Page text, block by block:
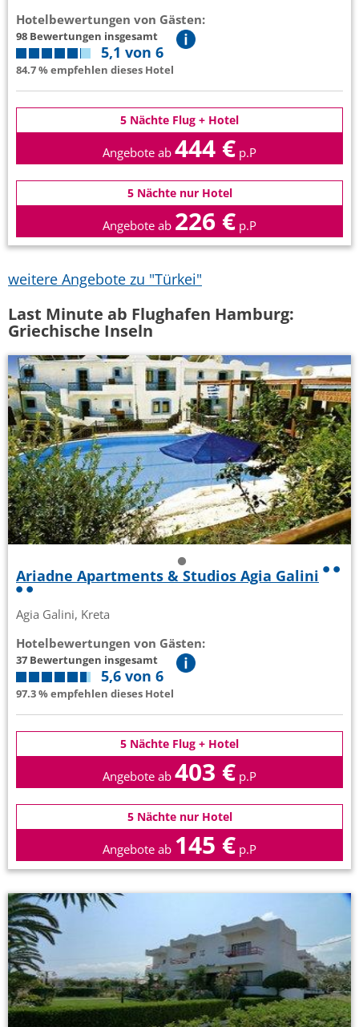
Hotelbewertungen von Gästen:
98 Bewertungen insgesamt
5,1 von 6
84.7 % empfehlen dieses Hotel
5 Nächte Flug + Hotel
Angebote ab 444 € p.P
5 Nächte nur Hotel
Angebote ab 226 € p.P
weitere Angebote zu "Türkei"
Last Minute ab Flughafen Hamburg:
Griechische Inseln
Ariadne Apartments & Studios Agia Galini
Agia Galini, Kreta
Hotelbewertungen von Gästen:
37 Bewertungen insgesamt
5,6 von 6
97.3 % empfehlen dieses Hotel
5 Nächte Flug + Hotel
Angebote ab 403 € p.P
5 Nächte nur Hotel
Angebote ab 145 € p.P